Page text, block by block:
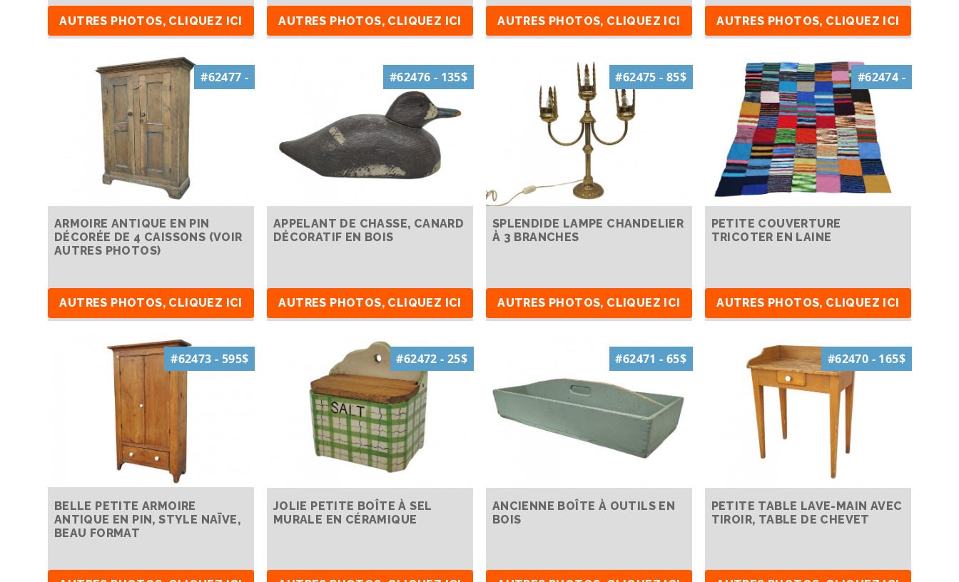
AUTRES PHOTOS, CLIQUEZ ICI AUTRES PHOTOS, CLIQUEZ ICI AUTRES PHOTOS, CLIQUEZ ICI AUTRES PHOTOS, CLIQUEZ ICI
#62477 -
ARMOIRE ANTIQUE EN PIN
DÉCORÉE DE 4 CAISSONS (VOIR
AUTRES PHOTOS)
AUTRES PHOTOS, CLIQUEZ ICI
#62476 - 135$
APPELANT DE CHASSE, CANARD
DÉCORATIF EN BOIS
AUTRES PHOTOS, CLIQUEZ ICI
#62475 - 85$
SPLENDIDE LAMPE CHANDELIER
À 3 BRANCHES
AUTRES PHOTOS, CLIQUEZ ICI
#62474 -
PETITE COUVERTURE
TRICOTER EN LAINE
AUTRES PHOTOS, CLIQUEZ ICI
#62473 - 595$
BELLE PETITE ARMOIRE
ANTIQUE EN PIN, STYLE NAÏVE,
BEAU FORMAT
#62472 - 25$
JOLIE PETITE BOÎTE À SEL
MURALE EN CÉRAMIQUE
#62471 - 65$
ANCIENNE BOÎTE À OUTILS EN
BOIS
#62470 - 165$
PETITE TABLE LAVE-MAIN AVEC
TIROIR, TABLE DE CHEVET